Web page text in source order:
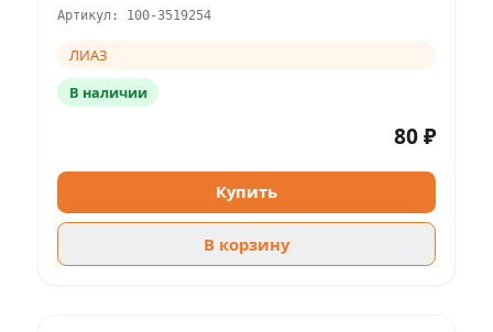
Артикул: 100-3519254
ЛИАЗ
В наличии
80 ₽
Купить
В корзину